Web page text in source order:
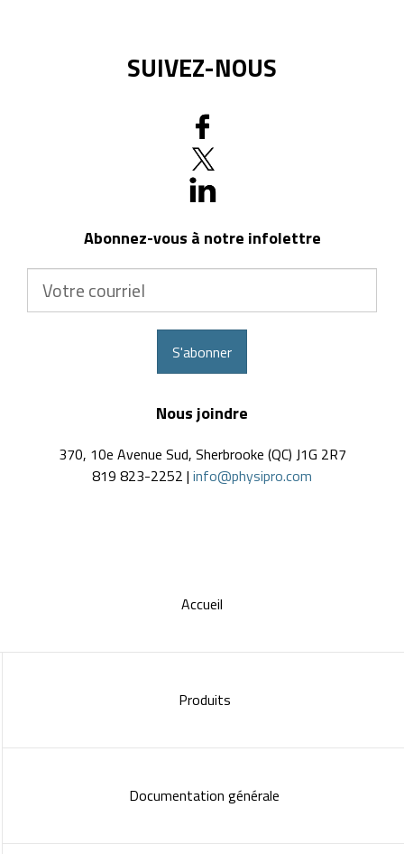
SUIVEZ-NOUS
Abonnez-vous à notre infolettre
S'abonner
Nous joindre
370, 10e Avenue Sud, Sherbrooke (QC) J1G 2R7
819 823-2252 | info@physipro.com
Accueil
Produits
Documentation générale